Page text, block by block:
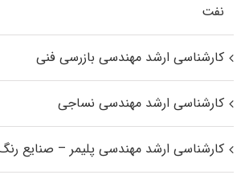
نفت
کارشناسی ارشد مهندسی بازرسی فنی
کارشناسی ارشد مهندسی نساجی
کارشناسی ارشد مهندسی پلیمر – صنایع